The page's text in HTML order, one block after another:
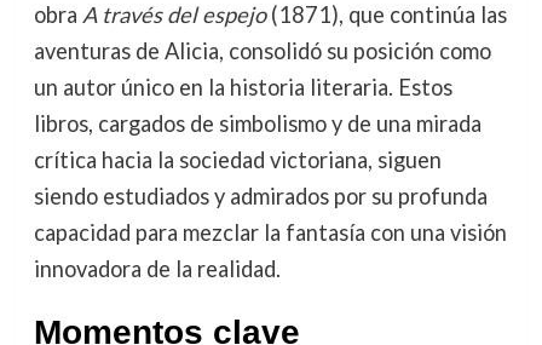
obra A través del espejo(1871), que continúa las
aventuras de Alicia, consolidó su posición como
un autor único en la historia literaria. Estos
libros, cargados de simbolismo y de una mirada
crítica hacia la sociedad victoriana, siguen
siendo estudiados y admirados por su profunda
capacidad para mezclar la fantasía con una visión
innovadora de la realidad.
Momentos clave